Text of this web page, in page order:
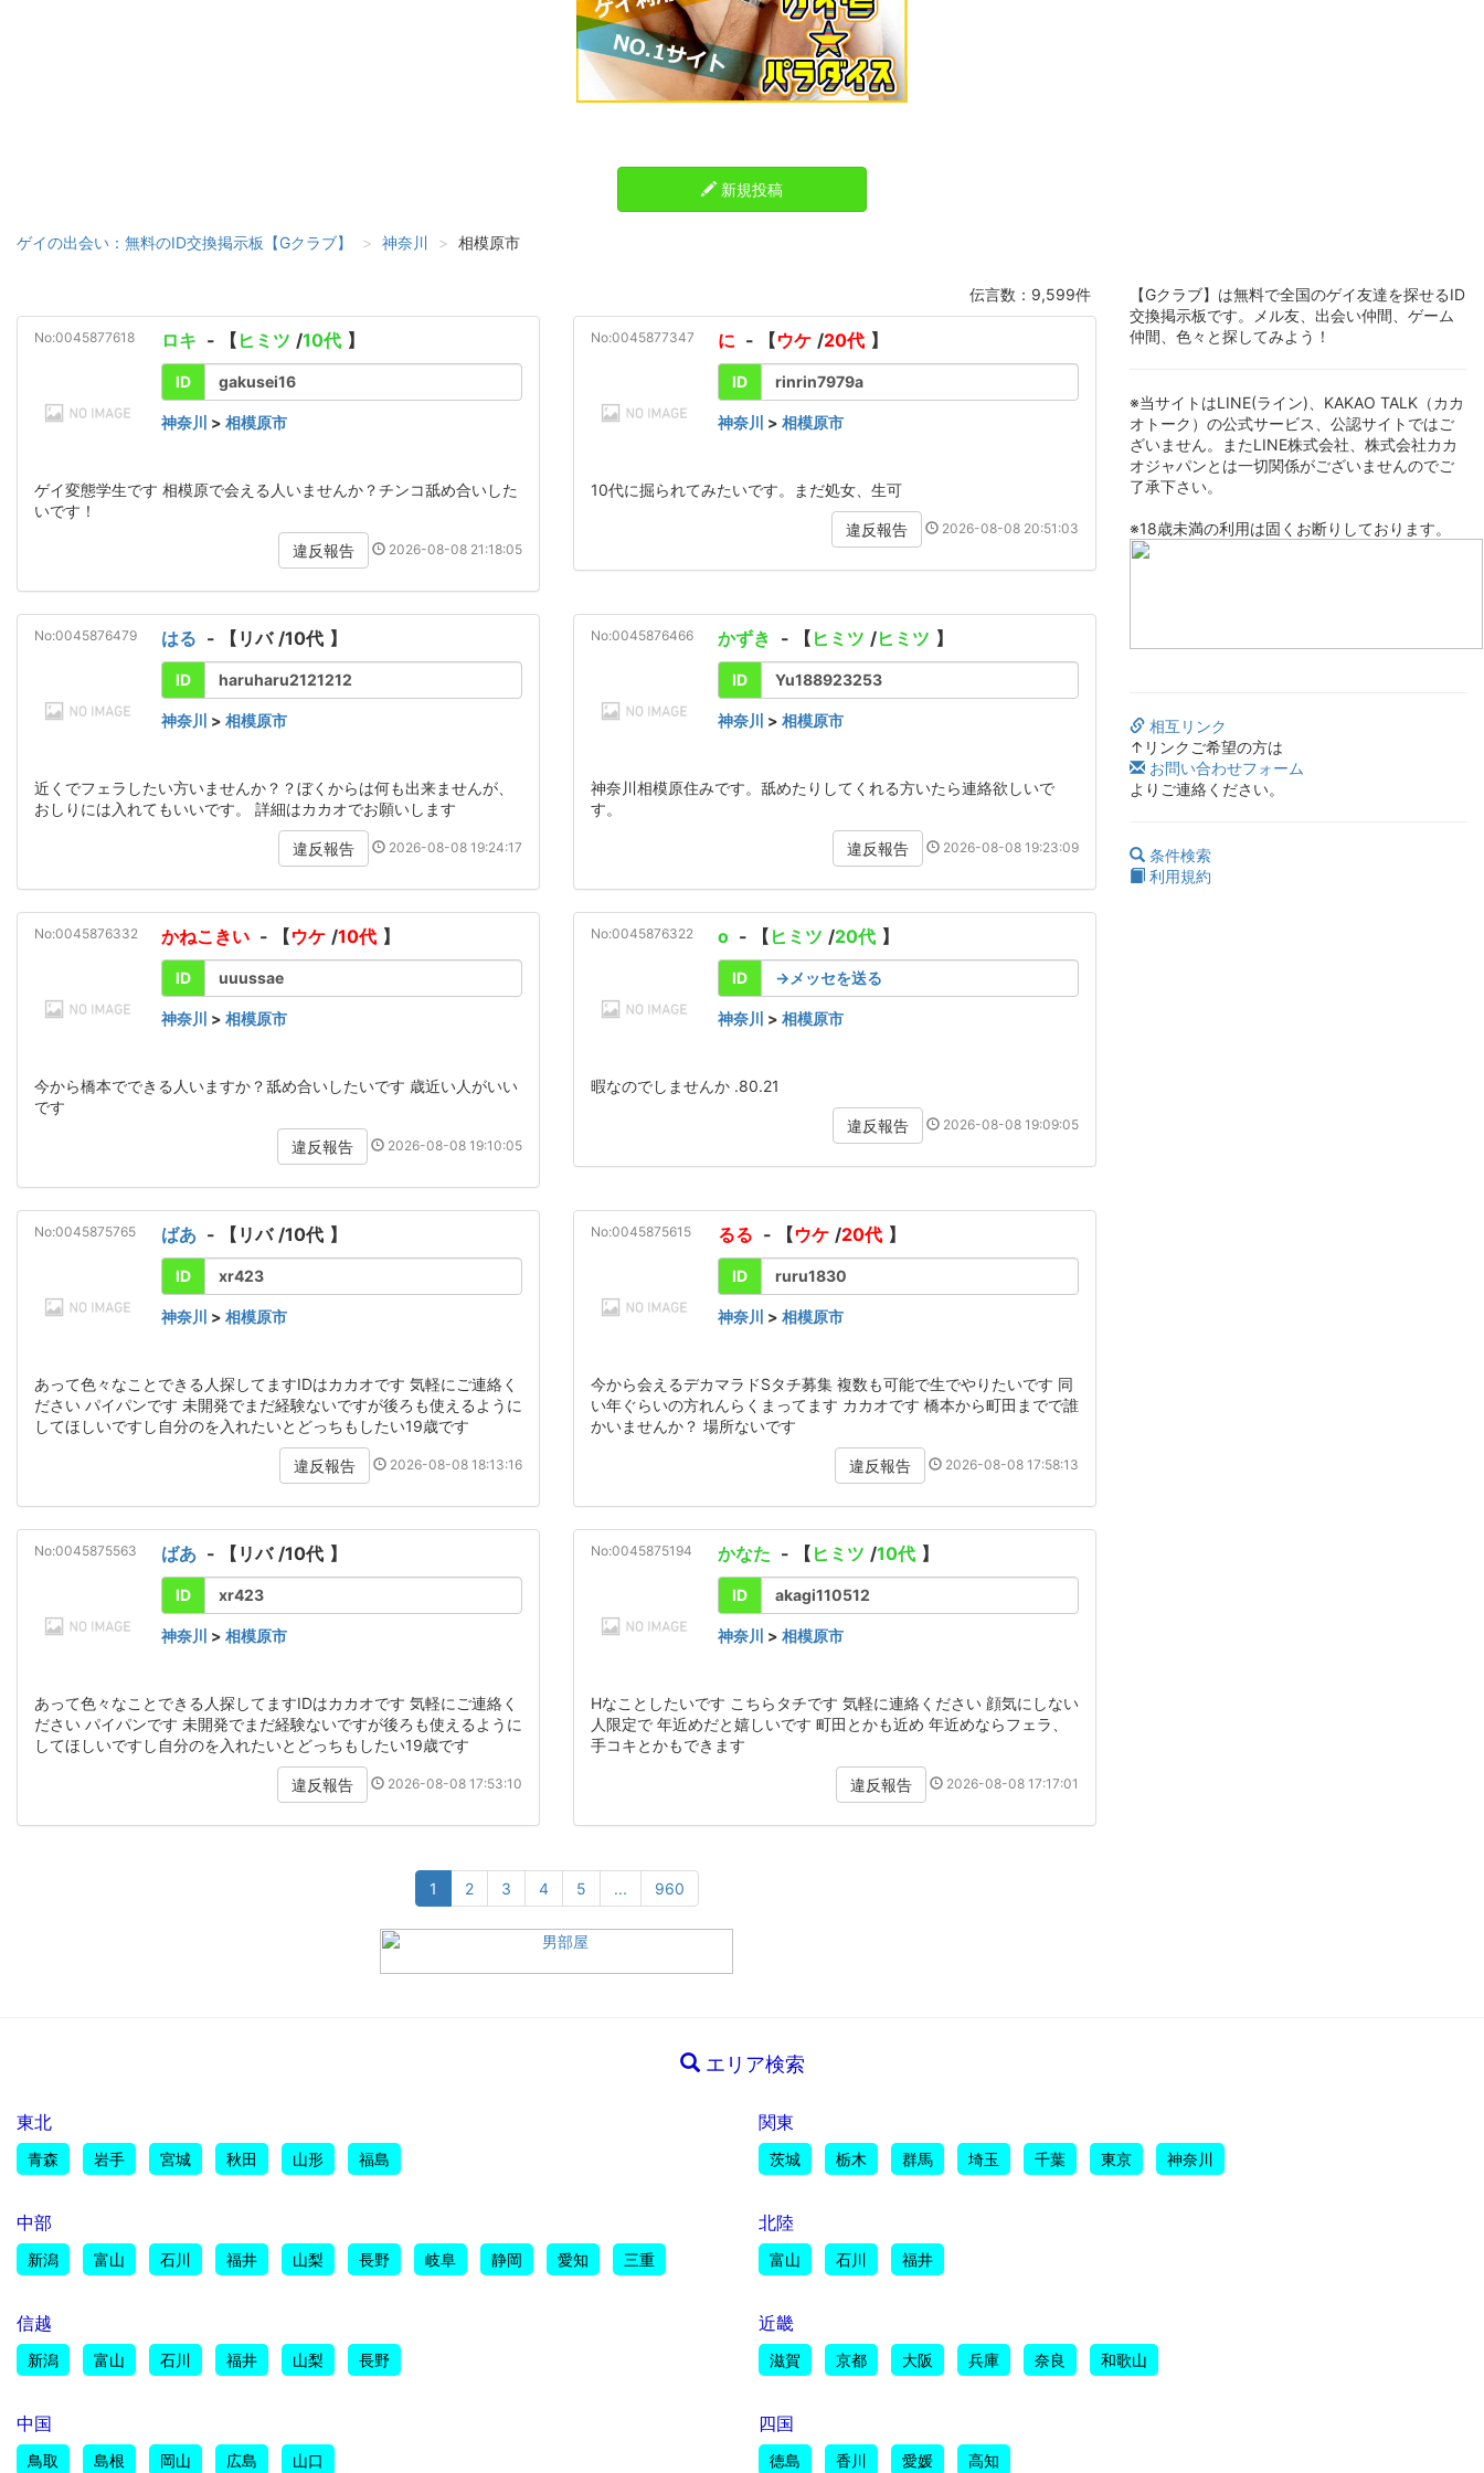
新規投稿
ゲイの出会い：無料のID交換掲示板【Gクラブ】 神奈川 相模原市
伝言数：9,599件
No:0045877618 ロキ - 【 ヒミツ /10代 】
ID gakusei16
神奈川 > 相模原市
ゲイ変態学生です 相模原で会える人いませんか？チンコ舐め合いした
いです！
違反報告 2026-08-08 21:18:05
No:0045877347 に - 【ウケ /20代 】
ID rinrin7979a
神奈川 > 相模原市
10代に掘られてみたいです。まだ処女、生可
違反報告 2026-08-08 20:51:03
No:0045876479 はる - 【 リバ /10代 】
ID haruharu2121212
神奈川 > 相模原市
近くでフェラしたい方いませんか？？ぼくからは何も出来ませんが、
おしりには入れてもいいです。 詳細はカカオでお願いします
違反報告 2026-08-08 19:24:17
No:0045876466 かずき - 【 ヒミツ /ヒミツ 】
ID Yu188923253
神奈川 > 相模原市
神奈川相模原住みです。舐めたりしてくれる方いたら連絡欲しいで
す。
違反報告 2026-08-08 19:23:09
No:0045876332 かねこきい - 【ウケ /10代 】
ID uuussae
神奈川 > 相模原市
今から橋本でできる人いますか？舐め合いしたいです 歳近い人がいい
です
違反報告 2026-08-08 19:10:05
No:0045876322 o - 【 ヒミツ /20代 】
ID →メッセを送る
神奈川 > 相模原市
暇なのでしませんか .80.21
違反報告 2026-08-08 19:09:05
No:0045875765 ばあ - 【 リバ /10代 】
ID xr423
神奈川 > 相模原市
あって色々なことできる人探してますIDはカカオです 気軽にご連絡く
ださい パイパンです 未開発でまだ経験ないですが後ろも使えるように
してほしいですし自分のを入れたいとどっちもしたい19歳です
違反報告 2026-08-08 18:13:16
No:0045875615 るる - 【ウケ /20代 】
ID ruru1830
神奈川 > 相模原市
今から会えるデカマラドSタチ募集 複数も可能で生でやりたいです 同
い年ぐらいの方れんらくまってます カカオです 橋本から町田までで誰
かいませんか？ 場所ないです
違反報告 2026-08-08 17:58:13
No:0045875563 ばあ - 【 リバ /10代 】
ID xr423
神奈川 > 相模原市
あって色々なことできる人探してますIDはカカオです 気軽にご連絡く
ださい パイパンです 未開発でまだ経験ないですが後ろも使えるように
してほしいですし自分のを入れたいとどっちもしたい19歳です
違反報告 2026-08-08 17:53:10
No:0045875194 かなた - 【 ヒミツ /10代 】
ID akagi110512
神奈川 > 相模原市
Hなことしたいです こちらタチです 気軽に連絡ください 顔気にしない
人限定で 年近めだと嬉しいです 町田とかも近め 年近めならフェラ、
手コキとかもできます
違反報告 2026-08-08 17:17:01
1 2 3 4 5 ... 960
【Gクラブ】は無料で全国のゲイ友達を探せるID
交換掲示板です。メル友、出会い仲間、ゲーム
仲間、色々と探してみよう！
※当サイトはLINE(ライン)、KAKAO TALK（カカ
オトーク）の公式サービス、公認サイトではご
ざいません。またLINE株式会社、株式会社カカ
オジャパンとは一切関係がございませんのでご
了承下さい。
※18歳未満の利用は固くお断りしております。
相互リンク
↑リンクご希望の方は
お問い合わせフォーム
よりご連絡ください。
条件検索
利用規約
エリア検索
東北
青森 岩手 宮城 秋田 山形 福島
関東
茨城 栃木 群馬 埼玉 千葉 東京 神奈川
中部
新潟 富山 石川 福井 山梨 長野 岐阜 静岡 愛知 三重
北陸
富山 石川 福井
信越
新潟 富山 石川 福井 山梨 長野
近畿
滋賀 京都 大阪 兵庫 奈良 和歌山
中国
鳥取 島根 岡山 広島 山口
四国
徳島 香川 愛媛 高知